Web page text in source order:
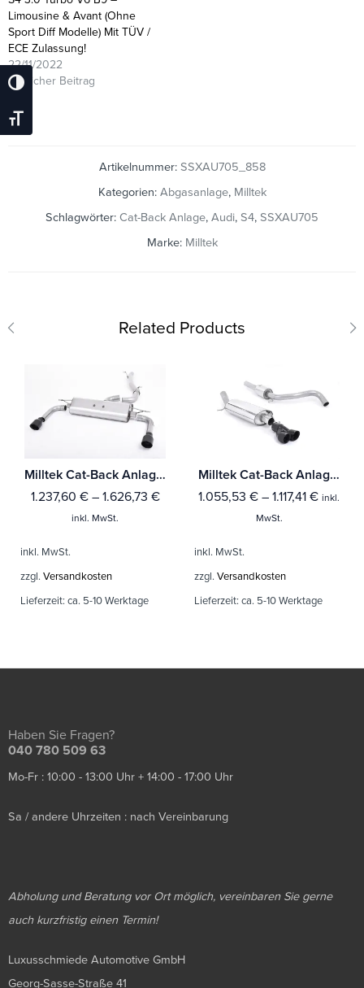
Umschalten Auf Hohe Kontraste
Schrift Vergrößern
Limousine & Avant (Ohne
Sport Diff Modelle) Mit TÜV /
ECE Zulassung!
22/11/2022
Ähnlicher Beitrag
Artikelnummer: SSXAU705_858
Kategorien: Abgasanlage, Milltek
Schlagwörter: Cat-Back Anlage, Audi, S4, SSXAU705
Marke: Milltek
Related Products
Milltek Cat-Back Anlage Audi A3 2.0 TFSI quattro Sedan 8V (Nur US-Modelle)
1.237,60 €– 1.626,73 €
inkl. MwSt.
inkl. MwSt.
zzgl. Versandkosten
Lieferzeit: ca. 5-10 Werktage
Milltek Cat-Back Anlage Audi A1 1.4 TFSI S line 185PS S tronic Mit TÜV / ECE Zulassung!
1.055,53 € – 1.117,41 € inkl.
MwSt.
inkl. MwSt.
zzgl. Versandkosten
Lieferzeit: ca. 5-10 Werktage
Haben Sie Fragen?
040 780 509 63
Mo-Fr : 10:00 - 13:00 Uhr + 14:00 - 17:00 Uhr
Sa / andere Uhrzeiten : nach Vereinbarung
Abholung und Beratung vor Ort möglich, vereinbaren Sie gerne
auch kurzfristig einen Termin!
Luxusschmiede Automotive GmbH
Georg-Sasse-Straße 41